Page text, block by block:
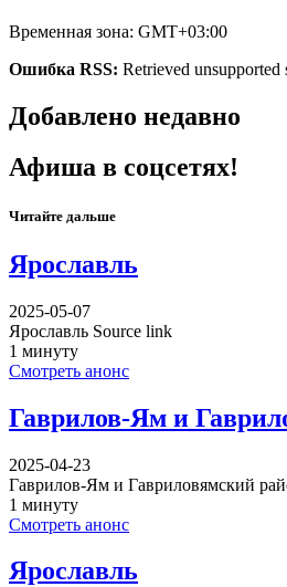
Временная зона: GMT+03:00
Ошибка RSS: Retrieved unsupported
Добавлено недавно
Афиша в соцсетях!
Читайте дальше
Ярославль
2025-05-07
Ярославль Source link
1 минуту
Смотреть анонс
Гаврилов-Ям и
2025-04-23
Гаврилов-Ям и Гавриловямский
1 минуту
Смотреть анонс
Ярославль